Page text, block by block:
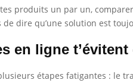
produits un par un,
de dire qu’une solution est
en ligne
étapes fatigantes : le